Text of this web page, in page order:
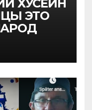
ХУСЕЙН
ЭТО